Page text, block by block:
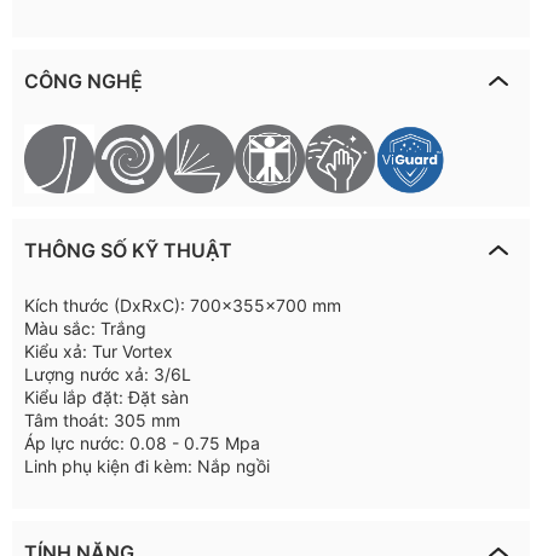
CÔNG NGHỆ
THÔNG SỐ KỸ THUẬT
Kích thước (DxRxC): 700x355x700 mm
Màu sắc: Trắng
Kiểu xả: Tur Vortex
Lượng nước xả: 3/6L
Kiểu lắp đặt: Đặt sàn
Tâm thoát: 305 mm
Áp lực nước: 0.08 - 0.75 Mpa
Linh phụ kiện đi kèm: Nắp ngồi